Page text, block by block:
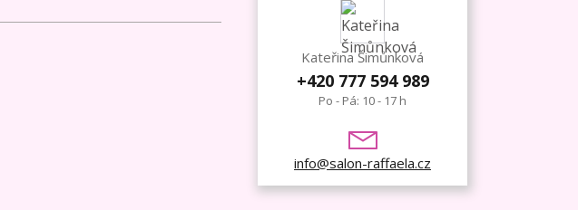
Kateřina Šimůnková
+420 777 594 989
Po - Pá: 10 - 17 h
info@salon-raffaela.cz